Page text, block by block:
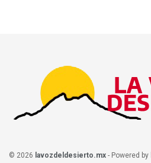
© 2026 lavozdeldesierto.mx - Powered by